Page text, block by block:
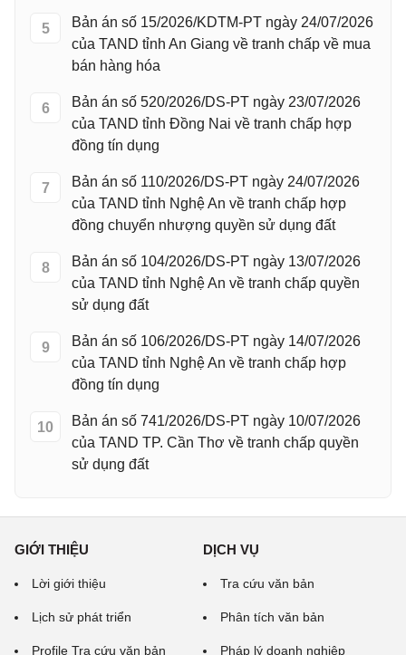
5
Bản án số 15/2026/KDTM-PT ngày 24/07/2026
của TAND tỉnh An Giang về tranh chấp về mua
bán hàng hóa
6
Bản án số 520/2026/DS-PT ngày 23/07/2026
của TAND tỉnh Đồng Nai về tranh chấp hợp
đồng tín dụng
7
Bản án số 110/2026/DS-PT ngày 24/07/2026
của TAND tỉnh Nghệ An về tranh chấp hợp
đồng chuyển nhượng quyền sử dụng đất
8
Bản án số 104/2026/DS-PT ngày 13/07/2026
của TAND tỉnh Nghệ An về tranh chấp quyền
sử dụng đất
9
Bản án số 106/2026/DS-PT ngày 14/07/2026
của TAND tỉnh Nghệ An về tranh chấp hợp
đồng tín dụng
10
Bản án số 741/2026/DS-PT ngày 10/07/2026
của TAND TP. Cần Thơ về tranh chấp quyền
sử dụng đất
GIỚI THIỆU
Lời giới thiệu
Lịch sử phát triển
Profile Tra cứu văn bản
DỊCH VỤ
Tra cứu văn bản
Phân tích văn bản
Pháp lý doanh nghiệp